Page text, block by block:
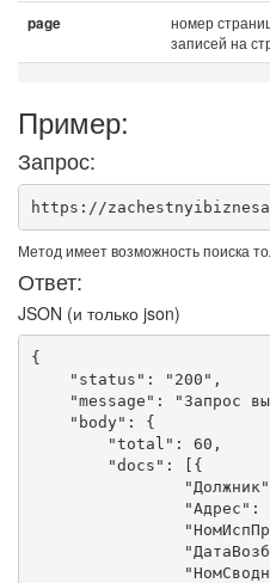
page
номер
записей на
Пример:
Запрос:
https://
Метод имеет возможность поиска
Ответ:
JSON (и только json)
{
    "status": "200",
"message": "Запрос
    "body": {
        "total": 60,
        "docs": [{
"Адрес":